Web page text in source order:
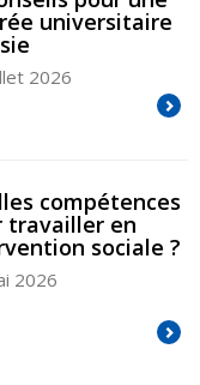
universitaire
2026
compétences
travailler en
sociale ?
2026